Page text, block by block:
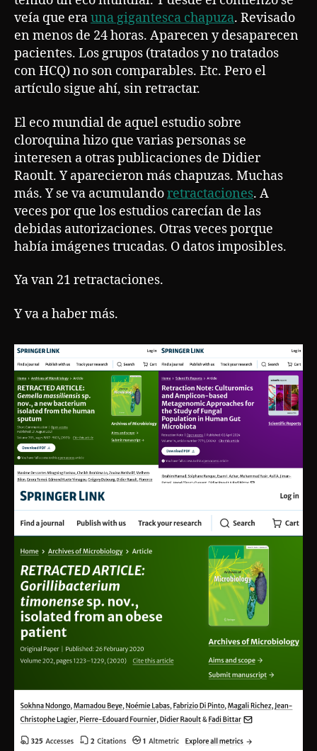
veía que erauna gigantesca chapuza. Revisado
en menos de 24 horas. Aparecen y desaparecen
pacientes. Los grupos (tratados y no tratados
con HCQ) no son comparables. Etc. Pero el
artículo sigue ahí, sin retractar.
El eco mundial de aquel estudio sobre
cloroquina hizo que varias personas se
interesen a otras publicaciones de Didier
Raoult. Y aparecieron más chapuzas. Muchas
más. Y se va acumulandoretractaciones. A
veces por que los estudios carecían de las
debidas autorizaciones. Otras veces porque
había imágenes trucadas. O datos imposibles.
Ya van 21 retractaciones.
Y va a haber más.